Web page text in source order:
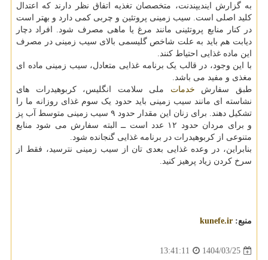
به گزارش ایندیپندنت، متخصصان تغذیه اتفاق نظر دارند که اعتدال
کلید اصلی است. سیب زمینی پروتئین و چربی کمی دارد و بهتر است
در کنار منابع پروتئینی مانند مرغ یا ماهی مصرف شود. افراد دچار
دیابت هم باید به علت شاخص گلیسمی بالای سیب زمینی در مصرف
این ماده غذایی احتیاط کنند.
با این وجود، در قالب یک برنامه غذایی متعادل، سیب زمینی ماده ای
مغذی و مفید می باشد.
طبق سفارش خدمات ملی سلامت انگلیس، کربوهیدرات های
نشاسته ای مانند سیب زمینی باید حدود یک سوم غذای روزانه ما را
تشکیل دهند. برای زنان این مقدار حدود ۹ سیب زمینی متوسط آب پز
و برای مردان حدود ۱۲ عدد است ــ البته سفارش می شود منابع
متنوعی از کربوهیدرات در برنامه غذایی گنجانده شود.
بنابراین، در وعده غذایی بعدی تان از سیب زمینی نترسید، فقط از
سرخ کردن زیاد پرهیز کنید.
منبع: kunefe.ir
1404/03/25
13:41:11